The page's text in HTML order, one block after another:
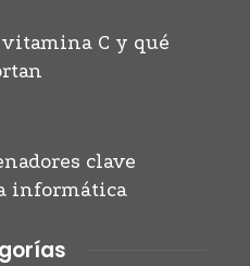
C y qué
clave
informática